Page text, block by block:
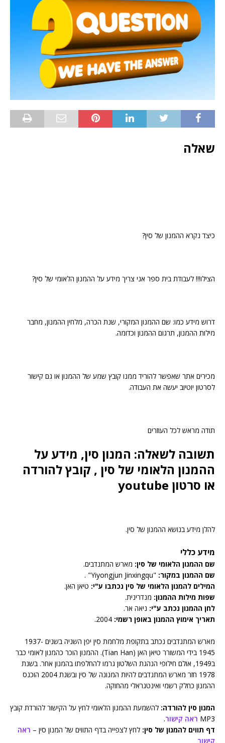
שאלה
כיצד נקרא ההמנון של סין?
הצילו!!! לעבודת בית ספר אני צריך מידע על ההמנון הלאומי של סין?
דרוש מידע כמו: שם ההמנון המקורי, שנת הכרה, מלחין ההמנון, מחבר
מילות ההמנון, תרגום ההמנון וכדומה.
מכירים אתר שאפשר להוריד ממנו קובץ שמע של ההמנון או גם קישור
לסרטון יוטיוב יעשה את העבודה.
תודה מראש לכל העוזרים
תשובה לשאלה: המנון סין, מידע על
ההמנון הלאומי של סין , קובץ להורדה
או סרטון youtube
להלן מידע בנושא ההמנון של סין.
מידע כללי
שם ההמנון הלאומי של סין: מארש המתנדבים.
שם ההמנון במקור: "Yiyongjun Jinxingqu" .
המילים להמנון הלאומי של סין נכתבו ע"י: טיאן האן.
שפות מילות ההמנון: מנדרינית.
לחן ההמנון נכתב ע"י: ניאה אר.
תאריך אימוץ ההמנון באופן רשמי: 2004.
מארש המתנדבים נכתב בתקופת מלחמת סין יפן השניה בשנים 1937-
1945 בידי המשורר טיאן האן (Tian Han). ההמנון הוכר כהמנון לאומי כבר
ב1949, אולם חילופי הנהגת השלטון גרמו להחלפתו בהמנון אחר. בשנת
1978 חזר מארש המתנדבים להיות המנונה של סין ובשנת 2004 הוכנס
ההמנון כחלק רשמי ואינטגראלי מהחוקה.
המנון סין להורדה: להשמעת ההמנון הלאומי לחץ על הקישור להורדת קובץ
MP3 ראה קישור.
דף תווים להמנון של סין: לחץ לצפייה בדף התווים של המנון סין – ראה
קישור